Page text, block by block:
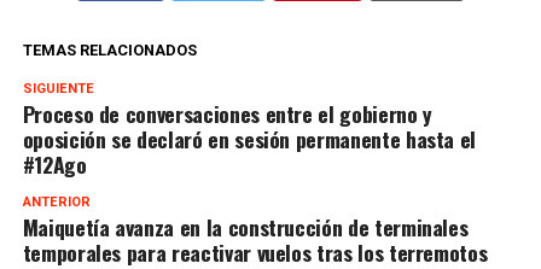
TEMAS RELACIONADOS
SIGUIENTE
Proceso de conversaciones entre el gobierno y
oposición se declaró en sesión permanente hasta el
#12Ago
ANTERIOR
Maiquetía avanza en la construcción de terminales
temporales para reactivar vuelos tras los terremotos